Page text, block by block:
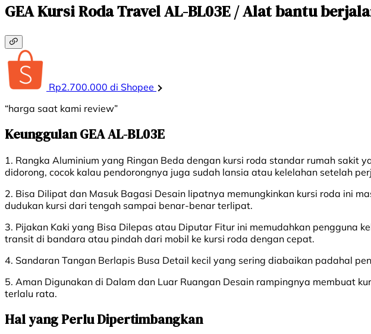
GEA Kursi Roda Travel AL-BL03E / Alat bantu
Rp2.700.000 di Shopee
“harga saat kami review”
Keunggulan GEA AL-BL03E
1. Rangka Aluminium yang Ringan Beda dengan kursi roda standar rumah
didorong, cocok kalau pendorongnya juga sudah lansia atau kelelahan setelah
2. Bisa Dilipat dan Masuk Bagasi Desain lipatnya memungkinkan kursi roda ini
dudukan kursi dari tengah sampai benar-benar terlipat.
3. Pijakan Kaki yang Bisa Dilepas atau Diputar Fitur ini memudahkan pengguna
transit di bandara atau pindah dari mobil ke kursi roda dengan cepat.
4. Sandaran Tangan Berlapis Busa Detail kecil yang sering diabaikan padahal
5. Aman Digunakan di Dalam dan Luar Ruangan Desain rampingnya membuat
terlalu rata.
Hal yang Perlu Dipertimbangkan